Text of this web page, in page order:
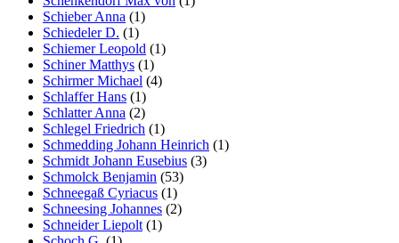
Schieber Anna (1)
Schiedeler D. (1)
Schiemer Leopold (1)
Schiner Matthys (1)
Schirmer Michael (4)
Schlaffer Hans (1)
Schlatter Anna (2)
Schlegel Friedrich (1)
Schmedding Johann Heinrich (1)
Schmidt Johann Eusebius (3)
Schmolck Benjamin (53)
Schneegaß Cyriacus (1)
Schneesing Johannes (2)
Schneider Liepolt (1)